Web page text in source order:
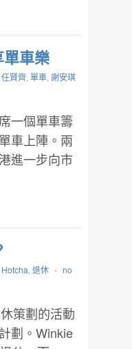
車樂
任賢齊, 單車, 謝安琪
一個單車籌
車上陣。兩
進一步向市
Hotcha, 退休 - no
策劃的活動
劃。Winkie